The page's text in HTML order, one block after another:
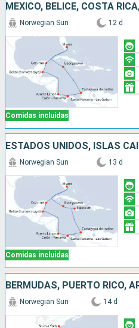
Comidas incluidas
Norwegian Sun 12 d
Comidas incluidas
Norwegian Sun 13 d
Norwegian Sun 14 d